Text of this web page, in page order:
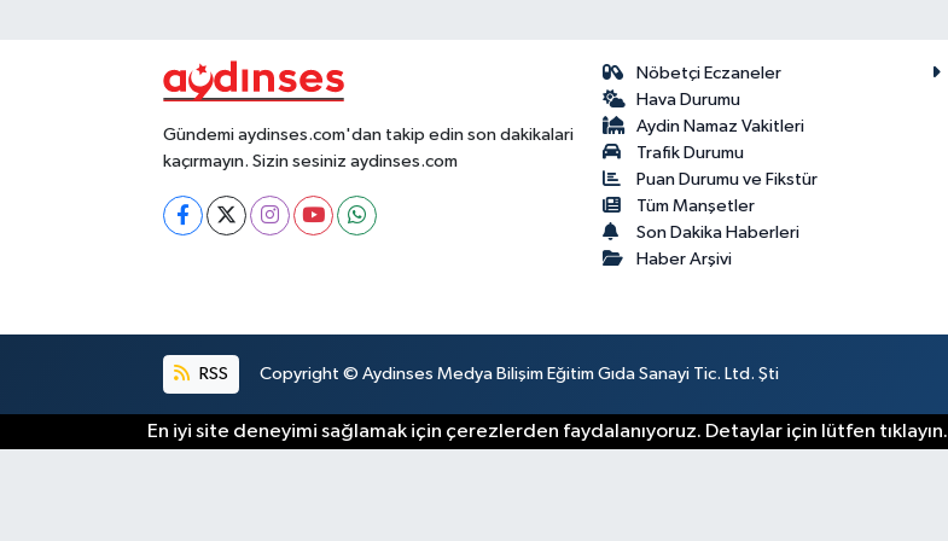
Gündemi aydinses.com'dan takip edin son dakikalari
kaçırmayın. Sizin sesiniz aydinses.com
Nöbetçi Eczaneler
Hava Durumu
Aydin Namaz Vakitleri
Trafik Durumu
Puan Durumu ve Fikstür
Tüm Manşetler
Son Dakika Haberleri
Haber Arşivi
RSS Copyright © Aydinses Medya Bilişim Eğitim Gıda Sanayi Tic. Ltd. Şti
En iyi site deneyimi sağlamak için çerezlerden faydalanıyoruz. Detaylar için lütfen tıklayın.